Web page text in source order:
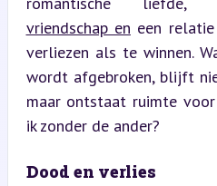
vriendschap en een
verliezen als te winnen.
wordt afgebroken, blijft
maar ontstaat ruimte
ik zonder de ander?
Dood en verlies